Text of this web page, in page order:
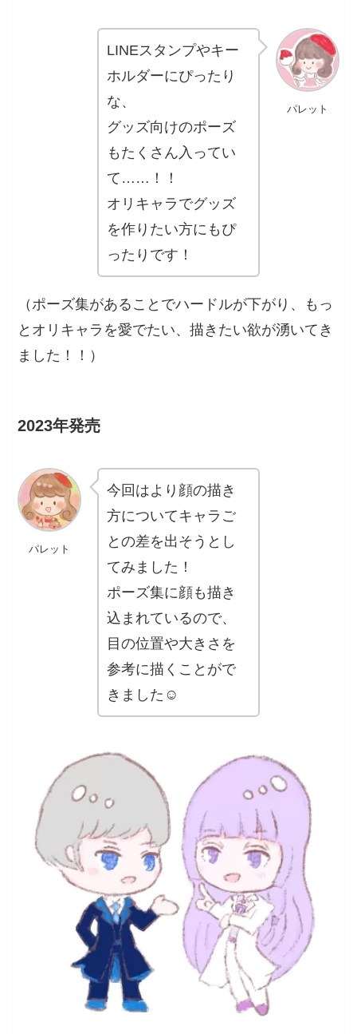
パレット
LINEスタンプやキー
ホルダーにぴったり
な、
グッズ向けのポーズ
もたくさん入ってい
て……！！
オリキャラでグッズ
を作りたい方にもぴ
ったりです！
（ポーズ集があることでハードルが下がり、もっ
とオリキャラを愛でたい、描きたい欲が湧いてき
ました！！）
2023年発売
パレット
今回はより顔の描き
方についてキャラご
との差を出そうとし
てみました！
ポーズ集に顔も描き
込まれているので、
目の位置や大きさを
参考に描くことがで
きました☺️